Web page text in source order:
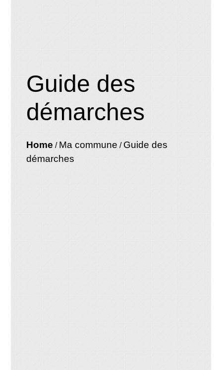
Guide des
démarches
Home / Ma commune / Guide des
démarches